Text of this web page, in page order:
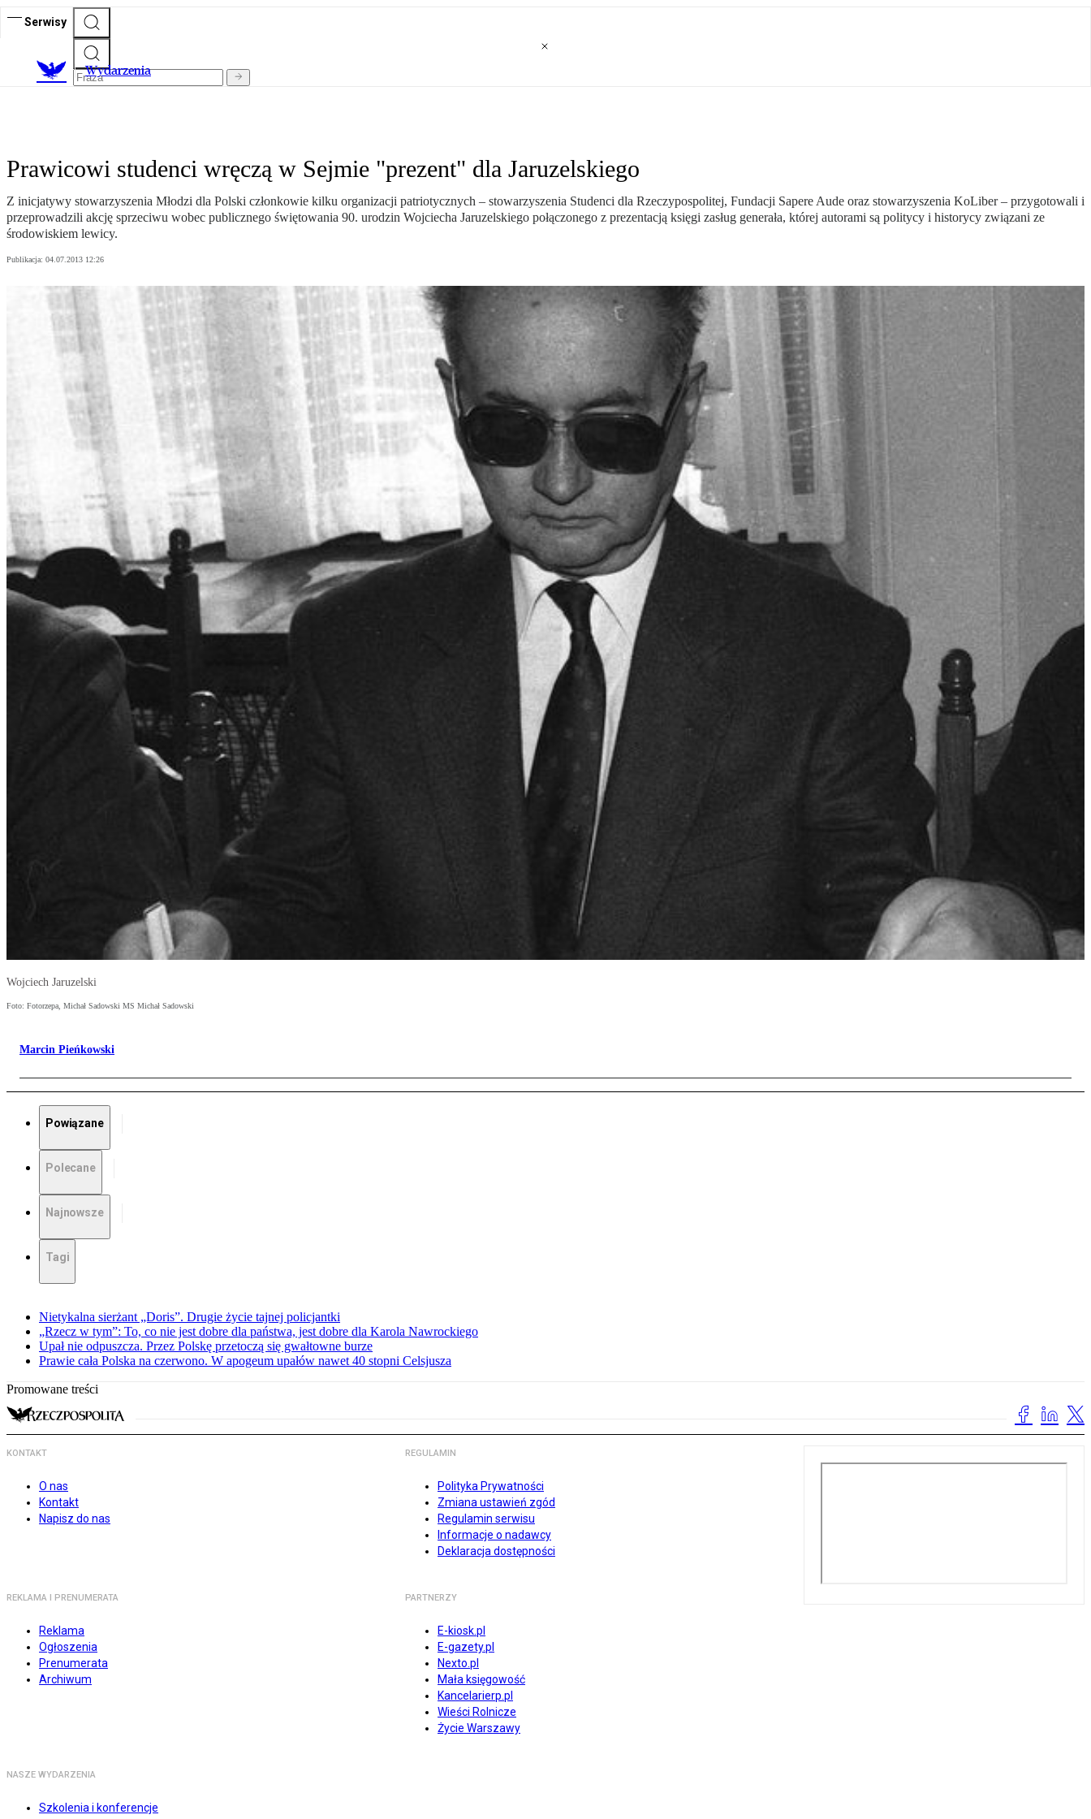
Serwisy
Wydarzenia
Prawicowi studenci wręczą w Sejmie "prezent" dla Jaruzelskiego
Z inicjatywy stowarzyszenia Młodzi dla Polski członkowie kilku organizacji patriotycznych – stowarzyszenia Studenci dla Rzeczypospolitej, Fundacji Sapere Aude oraz stowarzyszenia KoLiber – przygotowali i
przeprowadzili akcję sprzeciwu wobec publicznego świętowania 90. urodzin Wojciecha Jaruzelskiego połączonego z prezentacją księgi zasług generała, której autorami są politycy i historycy związani ze
środowiskiem lewicy.
Publikacja: 04.07.2013 12:26
Wojciech Jaruzelski
Foto: Fotorzepa, Michał Sadowski MS Michał Sadowski
Marcin Pieńkowski
Powiązane
Polecane
Najnowsze
Tagi
Nietykalna sierżant „Doris”. Drugie życie tajnej policjantki
„Rzecz w tym”: To, co nie jest dobre dla państwa, jest dobre dla Karola Nawrockiego
Upał nie odpuszcza. Przez Polskę przetoczą się gwałtowne burze
Prawie cała Polska na czerwono. W apogeum upałów nawet 40 stopni Celsjusza
Promowane treści
KONTAKT
O nas
Kontakt
Napisz do nas
REGULAMIN
Polityka Prywatności
Zmiana ustawień zgód
Regulamin serwisu
Informacje o nadawcy
Deklaracja dostępności
REKLAMA I PRENUMERATA
Reklama
Ogłoszenia
Prenumerata
Archiwum
PARTNERZY
E-kiosk.pl
E-gazety.pl
Nexto.pl
Mała księgowość
Kancelarierp.pl
Wieści Rolnicze
Życie Warszawy
NASZE WYDARZENIA
Szkolenia i konferencje